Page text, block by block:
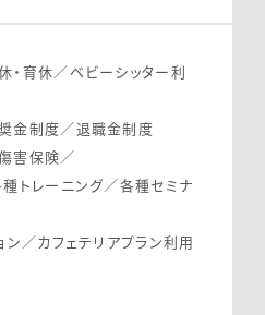
育休／ベビーシッター利
金制度／退職金制度
害保険／
トレーニング／各種セミナ
ン／カフェテリアプラン利用